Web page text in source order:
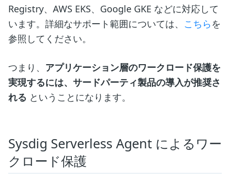
Registry、AWS EKS、Google GKE などに対応して
います。詳細なサポート範囲については、 こちら を
参照してください。
つまり、 アプリケーション層のワークロード保護を
実現するには、サードパーティ製品の導入が推奨さ
れる ということになります。
Sysdig Serverless Agent によるワー
クロード保護